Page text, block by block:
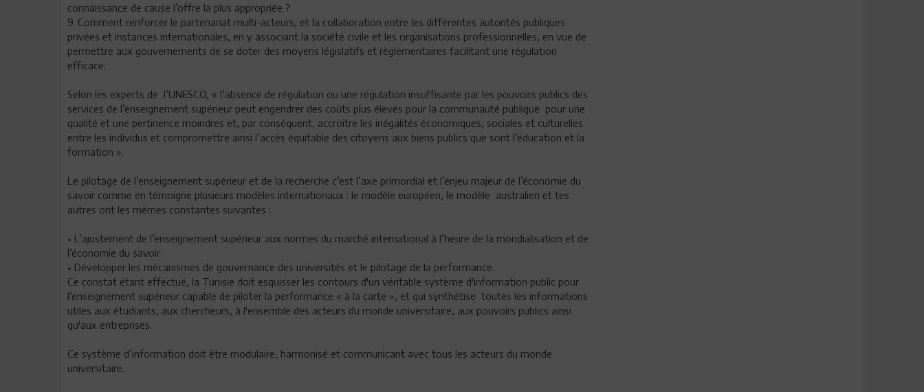
connaissance de cause l’offre la plus appropriée ?
9. Comment renforcer le partenariat multi-acteurs, et la collaboration entre les différentes autorités publiques
privées et instances internationales, en y associant la société civile et les organisations professionnelles, en vue de
permettre aux gouvernements de se doter des moyens législatifs et règlementaires facilitant une régulation
efficace.
Selon les experts de l’UNESCO, « l’absence de régulation ou une régulation insuffisante par les pouvoirs publics des
services de l’enseignement supérieur peut engendrer des coûts plus élevés pour la communauté publique pour une
qualité et une pertinence moindres et, par conséquent, accroître les inégalités économiques, sociales et culturelles
entre les individus et compromettre ainsi l’accès équitable des citoyens aux biens publics que sont l’éducation et la
formation ».
Le pilotage de l’enseignement supérieur et de la recherche c’est l’axe primordial et l’enjeu majeur de l’économie du
savoir comme en témoigne plusieurs modèles internationaux : le modèle européen, le modèle australien et tes
autres ont les mêmes constantes suivantes :
• L’ajustement de l’enseignement supérieur aux normes du marché international à l’heure de la mondialisation et de
l’économie du savoir.
• Développer les mécanismes de gouvernance des universités et le pilotage de la performance.
Ce constat étant effectué, la Tunisie doit esquisser les contours d'un véritable système d'information public pour
l’enseignement supérieur capable de piloter la performance « à la carte », et qui synthétise toutes les informations
utiles aux étudiants, aux chercheurs, à l'ensemble des acteurs du monde universitaire, aux pouvoirs publics ainsi
qu'aux entreprises.
Ce système d’information doit être modulaire, harmonisé et communicant avec tous les acteurs du monde
universitaire.